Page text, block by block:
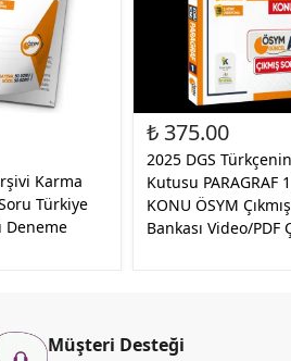
Karma
Türkiye
Deneme
₺ 375.00
2025 DGS
Kutusu PARAGRAF
KONU ÖSYM
Bankası Video/PDF
Müşteri Desteği